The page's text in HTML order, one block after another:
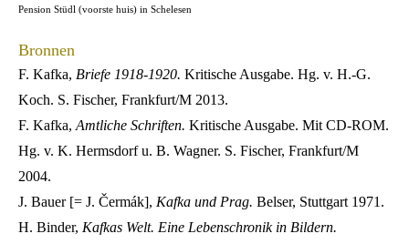
Pension Stüdl (voorste huis) in Schelesen
Bronnen
F. Kafka, Briefe 1918-1920. Kritische Ausgabe. Hg. v. H.-G.
Koch. S. Fischer, Frankfurt/M 2013.
F. Kafka, Amtliche Schriften. Kritische Ausgabe. Mit CD-ROM.
Hg. v. K. Hermsdorf u. B. Wagner. S. Fischer, Frankfurt/M
2004.
J. Bauer [= J. Čermák], Kafka und Prag. Belser, Stuttgart 1971.
H. Binder, Kafkas Welt. Eine Lebenschronik in Bildern.